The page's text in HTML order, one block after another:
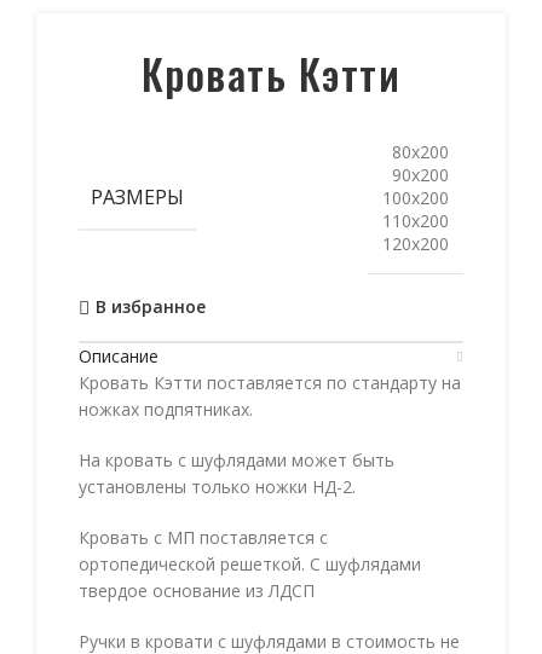
Кровать Кэтти
РАЗМЕРЫ
80х200
90х200
100х200
110х200
120х200
В избранное
Описание
Кровать Кэтти поставляется по стандарту на
ножках подпятниках.
На кровать с шуфлядами может быть
установлены только ножки НД-2.
Кровать с МП поставляется с
ортопедической решеткой. С шуфлядами
твердое основание из ЛДСП
Ручки в кровати с шуфлядами в стоимость не